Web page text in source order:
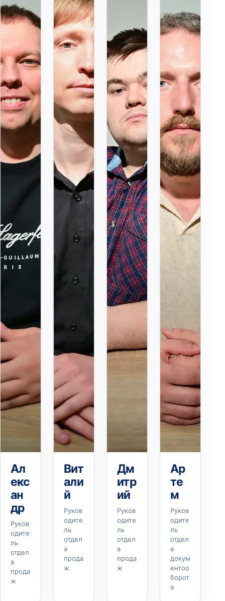
Ал
екс
ан
др
Руков
одите
ль
отдел
а
прода
ж
Вит
али
й
Руков
одите
ль
отдел
а
прода
ж
Дм
итр
ий
Руков
одите
ль
отдел
а
прода
ж
Ар
те
м
Руков
одите
ль
отдел
а
докум
ентоо
борот
а